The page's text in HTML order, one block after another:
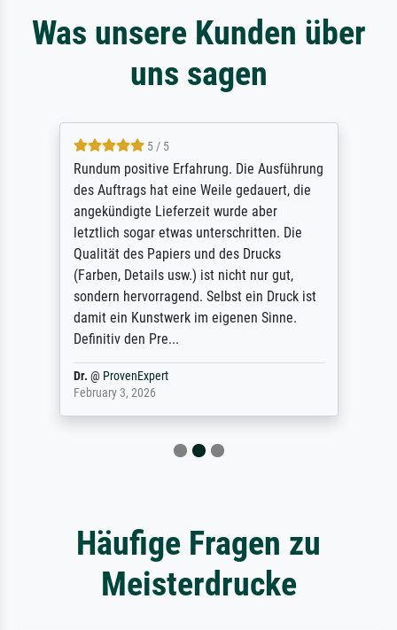
Was unsere Kunden über
uns sagen
5 / 5
Rundum positive Erfahrung. Die Ausführung
des Auftrags hat eine Weile gedauert, die
angekündigte Lieferzeit wurde aber
letztlich sogar etwas unterschritten. Die
Qualität des Papiers und des Drucks
(Farben, Details usw.) ist nicht nur gut,
sondern hervorragend. Selbst ein Druck ist
damit ein Kunstwerk im eigenen Sinne.
Definitiv den Pre...
Dr. @ ProvenExpert
February 3, 2026
Häufige Fragen zu
Meisterdrucke